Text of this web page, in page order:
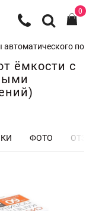
0
автоматического
ёмкости с
ФОТО